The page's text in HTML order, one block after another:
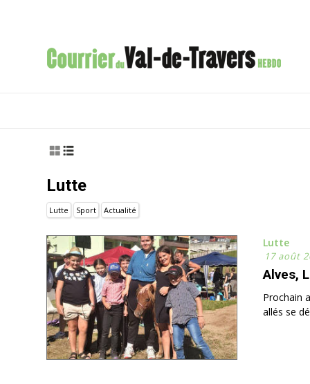
lutte
Lutte Sport Actualité
Lutte
17 août
Alves,
Prochain
allés se